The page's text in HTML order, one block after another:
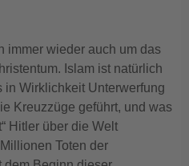
immer wieder auch um das
Islam ist natürlich
in Wirklichkeit Unterwerfung
Kreuzzüge geführt, und was
Hitler über die Welt
Toten der